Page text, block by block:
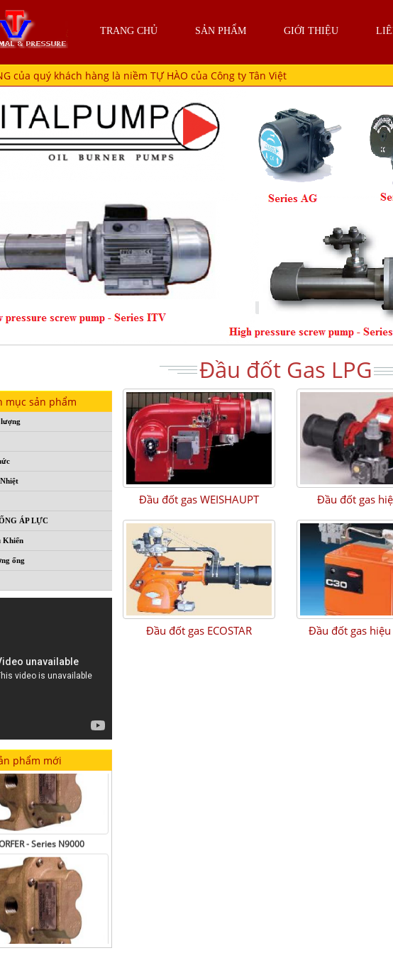
TRANG CHỦ SẢN PHẨM GIỚI THIỆU
của quý khách hàng là niềm TỰ HÀO của Công ty Tân Việt
Đầu đốt Gas LPG
mục sản phẩm
ÁP LỰC
Khiển
ống
phẩm mới
- BMF series
- Series N9000
Đầu đốt gas WEISHAUPT Đầu đốt gas
Đầu đốt gas ECOSTAR Đầu đốt gas hiệu